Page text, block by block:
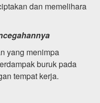
dan memelihara
yang menimpa
buruk pada
tempat kerja.